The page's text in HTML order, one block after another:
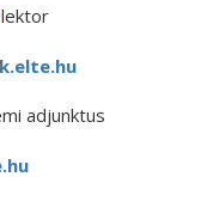
lektor
adjunktus